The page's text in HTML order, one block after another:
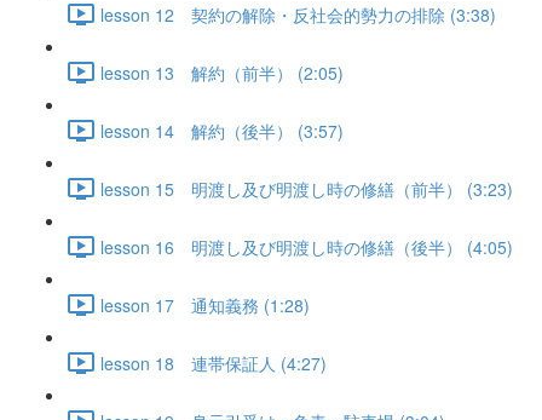
lesson 12 契約の解除・反社会的勢力の排除 (3:38)
lesson 13 解約（前半） (2:05)
lesson 14 解約（後半） (3:57)
lesson 15 明渡し及び明渡し時の修繕（前半） (3:23)
lesson 16 明渡し及び明渡し時の修繕（後半） (4:05)
lesson 17 通知義務 (1:28)
lesson 18 連帯保証人 (4:27)